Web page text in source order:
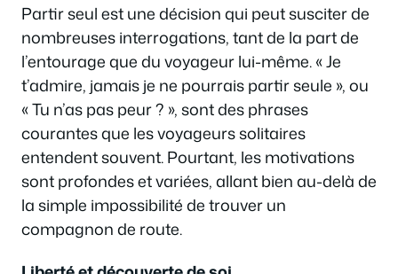
Partir seul est une décision qui peut susciter de
nombreuses interrogations, tant de la part de
l’entourage que du voyageur lui-même. « Je
t’admire, jamais je ne pourrais partir seule », ou
« Tu n’as pas peur ? », sont des phrases
courantes que les voyageurs solitaires
entendent souvent. Pourtant, les motivations
sont profondes et variées, allant bien au-delà de
la simple impossibilité de trouver un
compagnon de route.